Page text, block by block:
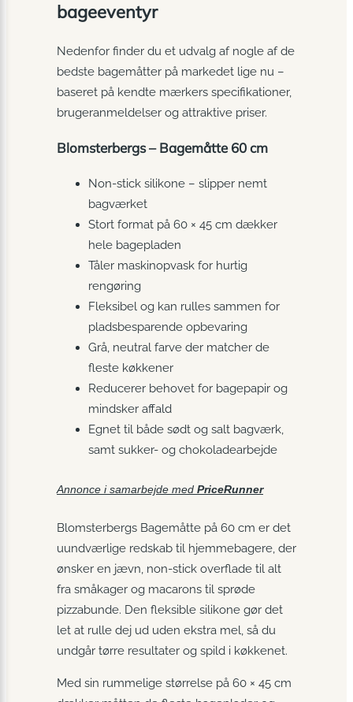
bageeventyr
Nedenfor finder du et udvalg af nogle af de
bedste bagemåtter på markedet lige nu –
baseret på kendte mærkers specifikationer,
brugeranmeldelser og attraktive priser.
Blomsterbergs – Bagemåtte 60 cm
Non-stick silikone – slipper nemt
bagværket
Stort format på 60 × 45 cm dækker
hele bagepladen
Tåler maskinopvask for hurtig
rengøring
Fleksibel og kan rulles sammen for
pladsbesparende opbevaring
Grå, neutral farve der matcher de
fleste køkkener
Reducerer behovet for bagepapir og
mindsker affald
Egnet til både sødt og salt bagværk,
samt sukker- og chokolade­arbejde
Annonce i samarbejde med PriceRunner
Blomsterbergs Bagemåtte på 60 cm er det
uundværlige redskab til hjemmebagere, der
ønsker en jævn, non-stick overflade til alt
fra småkager og macarons til sprøde
pizzabunde. Den fleksible silikone gør det
let at rulle dej ud uden ekstra mel, så du
undgår tørre resultater og spild i køkkenet.
Med sin rummelige størrelse på 60 × 45 cm